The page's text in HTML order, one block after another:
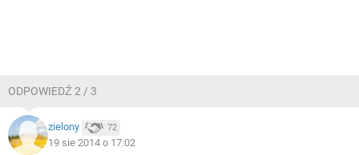
ODPOWIEDŹ 2 / 3
zielony 72
19 sie 2014 o 17:02